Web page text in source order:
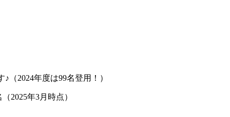
（2024年度は99名登用！）
2025年3月時点）